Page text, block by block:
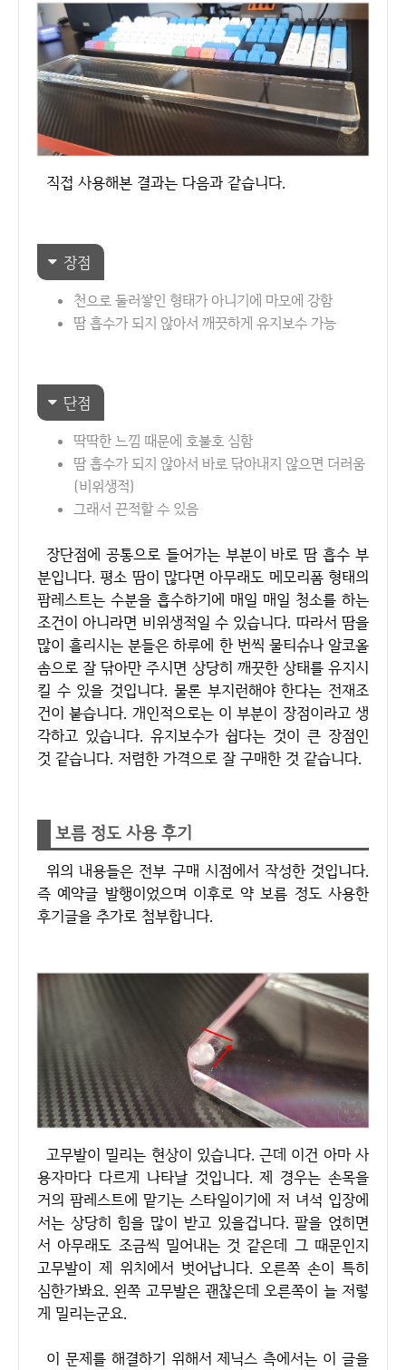
직접 사용해본 결과는 다음과 같습니다.
장점
천으로 둘러쌓인 형태가 아니기에 마모에 강함
땀 흡수가 되지 않아서 깨끗하게 유지보수 가능
단점
딱딱한 느낌 때문에 호불호 심함
땀 흡수가 되지 않아서 바로 닦아내지 않으면 더러움
(비위생적)
그래서 끈적할 수 있음
장단점에 공통으로 들어가는 부분이 바로 땀 흡수 부
분입니다. 평소 땀이 많다면 아무래도 메모리폼 형태의
팜레스트는 수분을 흡수하기에 매일 매일 청소를 하는
조건이 아니라면 비위생적일 수 있습니다. 따라서 땀을
많이 흘리시는 분들은 하루에 한 번씩 물티슈나 알코올
솜으로 잘 닦아만 주시면 상당히 깨끗한 상태를 유지시
킬 수 있을 것입니다. 물론 부지런해야 한다는 전재조
건이 붙습니다. 개인적으로는 이 부분이 장점이라고 생
각하고 있습니다. 유지보수가 쉽다는 것이 큰 장점인
것 같습니다. 저렴한 가격으로 잘 구매한 것 같습니다.
보름 정도 사용 후기
위의 내용들은 전부 구매 시점에서 작성한 것입니다.
즉 예약글 발행이었으며 이후로 약 보름 정도 사용한
후기글을 추가로 첨부합니다.
고무발이 밀리는 현상이 있습니다. 근데 이건 아마 사
용자마다 다르게 나타날 것입니다. 제 경우는 손목을
거의 팜레스트에 맡기는 스타일이기에 저 녀석 입장에
서는 상당히 힘을 많이 받고 있을겁니다. 팔을 얹히면
서 아무래도 조금씩 밀어내는 것 같은데 그 때문인지
고무발이 제 위치에서 벗어납니다. 오른쪽 손이 특히
심한가봐요. 왼쪽 고무발은 괜찮은데 오른쪽이 늘 저렇
게 밀리는군요.
이 문제를 해결하기 위해서 제닉스 측에서는 이 글을